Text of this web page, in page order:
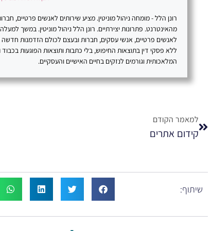
רונן הלל - מומחה ניהול מוניטין. מציע שירותים לאנשים פרטיים,
לאנשים פרטיים, אנשי עסקים, חברות ובעצם לכולם הזדמנות
ללא פסקי דין בתוצאות החיפוש, בלי כתבות ותוצאות הפוגעות
המלאכותית וגורמים לנזקים בחיים האישיים והעסקיים.
למאמר הקודם
קידום אתרים
שיתוף: